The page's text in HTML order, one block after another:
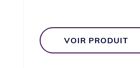
VOIR PRODUIT